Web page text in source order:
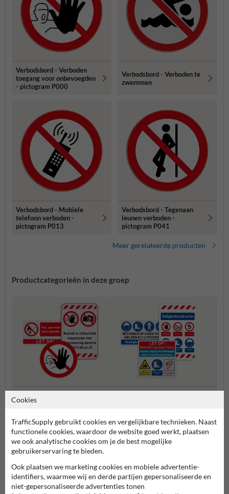
Verbodsbord - Verboden
toegang voor onbevoegden
- pictogram P000
Verbodsbord - Verboden te
zwemmen
Verbodsbord - Mobiele
telefoon verboden -
pictogram P013
Verbodsbord - Tegenaan
leunen verboden -
pictogram P041
Meer gerelateerde producten
Productcategorieën in deze groep
Verbodsborden
Veiligheidsborden
Cookies
TrafficSupply gebruikt cookies en vergelijkbare technieken. Naast
functionele cookies, waardoor de website goed werkt, plaatsen
we ook analytische cookies om je de best mogelijke
gebruikerservaring te bieden.
Ook plaatsen we marketing cookies en mobiele advertentie-
identifiers, waarmee wij en derde partijen gepersonaliseerde en
niet-gepersonaliseerde advertenties tonen